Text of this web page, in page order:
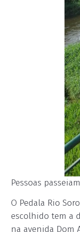
Pessoas
O Pedala Rio
escolhido tem a
na avenida Dom